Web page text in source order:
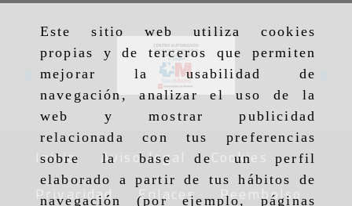
Este sitio web utiliza cookies
propias y de terceros que permiten
mejorar la usabilidad de
navegación, analizar el uso de la
web y mostrar publicidad
relacionada con tus preferencias
sobre la base de un perfil
elaborado a partir de tus hábitos de
navegación (por ejemplo, páginas
Anterior
Inicio Aviso legal
Cookies
Privacidad
Enlaces Reembolso